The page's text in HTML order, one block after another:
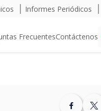
Informes Periódicos
FrecuentesContáctenos